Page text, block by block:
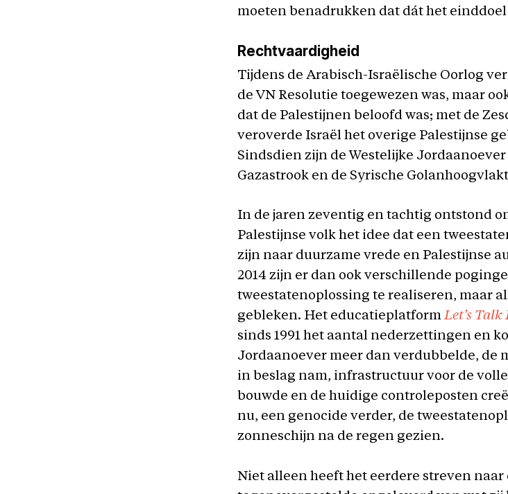
moeten benadrukken dat dát het einddoel
Rechtvaardigheid
Tijdens de Arabisch-Israëlische Oorlog
de VN Resolutie toegewezen was, maar
dat de Palestijnen beloofd was; met de
veroverde Israël het overige Palestijnse
Sindsdien zijn de Westelijke
Gazastrook en de Syrische
In de jaren zeventig en tachtig ontstond
Palestijnse volk het idee dat een
zijn naar duurzame vrede en Palestijnse
2014 zijn er dan ook verschillende
tweestatenoplossing te realiseren, maar
gebleken. Het educatieplatform Let’s Talk
sinds 1991 het aantal nederzettingen en
Jordaanoever meer dan verdubbelde, de
in beslag nam, infrastructuur voor de
bouwde en de huidige controleposten
nu, een genocide verder, de
zonneschijn na de regen gezien.
Niet alleen heeft het eerdere streven